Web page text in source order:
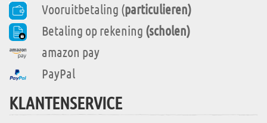
Vooruitbetaling (particulieren)
Betaling op rekening (scholen)
amazon pay
PayPal
KLANTENSERVICE